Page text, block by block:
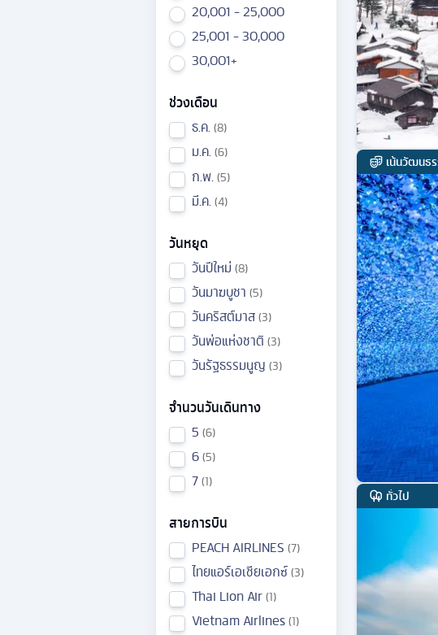
20,001 - 25,000
25,001 - 30,000
30,001+
ช่วงเดือน
ธ.ค. 8
ม.ค. 6
ก.พ. 5
มี.ค. 4
วันหยุด
วันปีใหม่ 8
วันมาฆบูชา 5
วันคริสต์มาส 3
วันพ่อแห่งชาติ 3
วันรัฐธรรมนูญ 3
จำนวนวันเดินทาง
5 6
6 5
7 1
สายการบิน
PEACH AIRLINES 7
ไทยแอร์เอเชียเอกซ์ 3
Thai Lion Air 1
Vietnam Airlines 1
เน้นวัฒนธ
ทั่วไป